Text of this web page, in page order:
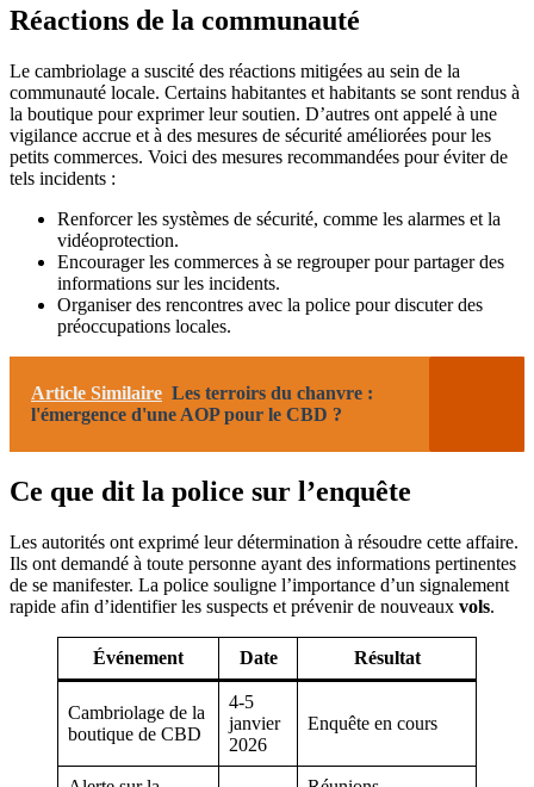
Réactions de la communauté
Le cambriolage a suscité des réactions mitigées au sein de la
communauté locale. Certains habitantes et habitants se sont rendus à
la boutique pour exprimer leur soutien. D’autres ont appelé à une
vigilance accrue et à des mesures de sécurité améliorées pour les
petits commerces. Voici des mesures recommandées pour éviter de
tels incidents :
Renforcer les systèmes de sécurité, comme les alarmes et la
vidéoprotection.
Encourager les commerces à se regrouper pour partager des
informations sur les incidents.
Organiser des rencontres avec la police pour discuter des
préoccupations locales.
Article Similaire Les terroirs du chanvre :
l'émergence d'une AOP pour le CBD ?
Ce que dit la police sur l’enquête
Les autorités ont exprimé leur détermination à résoudre cette affaire.
Ils ont demandé à toute personne ayant des informations pertinentes
de se manifester. La police souligne l’importance d’un signalement
rapide afin d’identifier les suspects et prévenir de nouveaux vols.
Événement Date Résultat
Cambriolage de la
boutique de CBD
4-5
janvier
2026
Enquête en cours